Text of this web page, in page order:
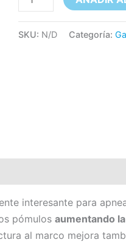
SKU: N/D Categoría:
interesante para
pómulos aumentando
al marco mejora